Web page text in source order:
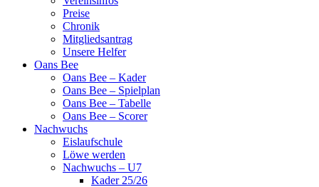
Preise
Chronik
Mitgliedsantrag
Unsere Helfer
Oans Bee
Oans Bee – Kader
Oans Bee – Spielplan
Oans Bee – Tabelle
Oans Bee – Scorer
Nachwuchs
Eislaufschule
Löwe werden
Nachwuchs – U7
Kader 25/26